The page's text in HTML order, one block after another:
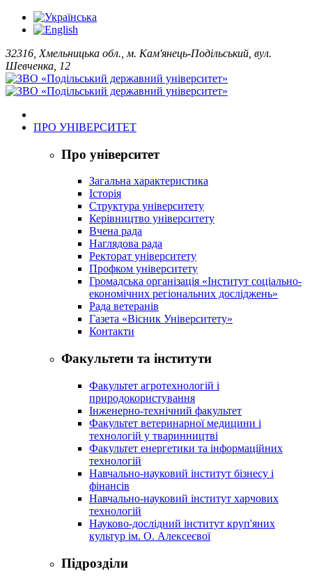
32316, Хмельницька обл., м. Кам'янець-Подільський, вул.
Шевченка, 12
ПРО УНІВЕРСИТЕТ
Про університет
Загальна характеристика
Історія
Структура університету
Керівництво університету
Вчена рада
Наглядова рада
Ректорат університету
Профком університету
Громадська організація «Інститут соціально-
економічних регіональних досліджень»
Рада ветеранів
Газета «Вісник Університету»
Контакти
Факультети та інститути
Факультет агротехнологій і
природокористування
Інженерно-технічний факультет
Факультет ветеринарної медицини і
технологій у тваринництві
Факультет енергетики та інформаційних
технологій
Навчально-науковий інститут бізнесу і
фінансів
Навчально-науковий інститут харчових
технологій
Науково-дослідний інститут круп'яних
культур ім. О. Алексеєвої
Підрозділи